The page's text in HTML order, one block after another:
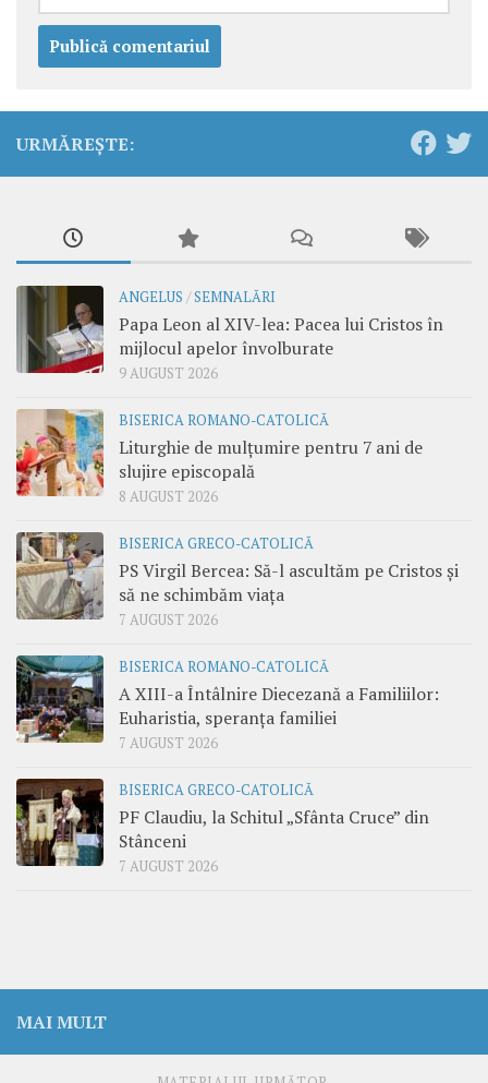
URMĂREȘTE:
ANGELUS /SEMNALĂRI
Papa Leon al XIV-lea: Pacea lui Cristos în
mijlocul apelor învolburate
9 AUGUST 2026
BISERICA ROMANO-CATOLICĂ
Liturghie de mulțumire pentru 7 ani de
slujire episcopală
8 AUGUST 2026
BISERICA GRECO-CATOLICĂ
PS Virgil Bercea: Să-l ascultăm pe Cristos și
să ne schimbăm viața
7 AUGUST 2026
BISERICA ROMANO-CATOLICĂ
A XIII-a Întâlnire Diecezană a Familiilor:
Euharistia, speranța familiei
7 AUGUST 2026
BISERICA GRECO-CATOLICĂ
PF Claudiu, la Schitul „Sfânta Cruce” din
Stânceni
7 AUGUST 2026
MAI MULT